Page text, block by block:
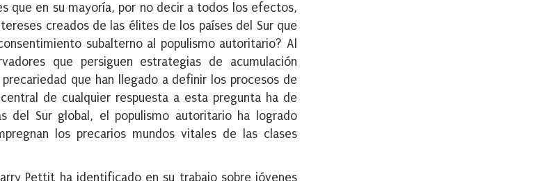
que en su mayoría, por no decir a todos los efectos,
creados de las élites de los países del Sur que
subalterno al populismo autoritario? Al
que persiguen estrategias de acumulación
que han llegado a definir los procesos de
de cualquier respuesta a esta pregunta ha de
Sur global, el populismo autoritario ha logrado
los precarios mundos vitales de las clases
Pettit ha identificado en su trabajo sobre jóvenes